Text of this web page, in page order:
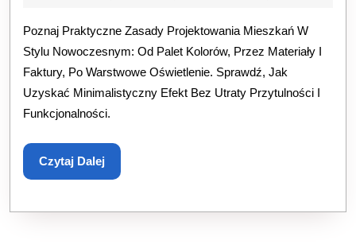
Stylu
Poznaj Praktyczne Zasady Projektowania Mieszkań W
Stylu Nowoczesnym: Od Palet Kolorów, Przez Materiały I
Faktury, Po Warstwowe Oświetlenie. Sprawdź, Jak
Uzyskać Minimalistyczny Efekt Bez Utraty Przytulności I
Funkcjonalności.
Czytaj DalejCzytaj
Dalej